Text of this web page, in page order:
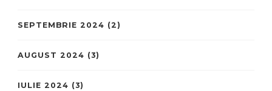
SEPTEMBRIE 2024 (2)
AUGUST 2024 (3)
IULIE 2024 (3)